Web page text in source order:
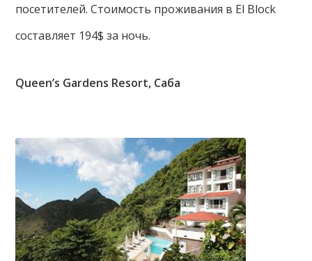
посетителей. Стоимость проживания в El Block
составляет 194$ за ночь.
Queen’s Gardens Resort, Саба